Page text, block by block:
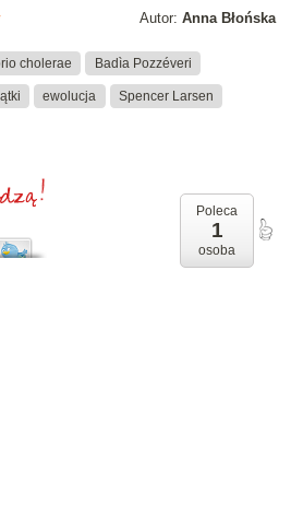
Autor: Anna Błońska
cholerae Badìa Pozzéveri
ewolucja Spencer Larsen
Poleca
1
osoba